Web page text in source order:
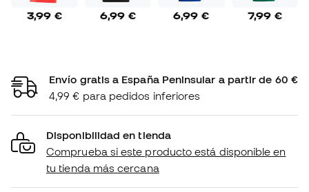
3,99 € 6,99 € 6,99 € 7,99 €
Envío gratis a España Peninsular a partir de 60 €
4,99 € para pedidos inferiores
Disponibilidad en tienda
Comprueba si este producto está disponible en
tu tienda más cercana